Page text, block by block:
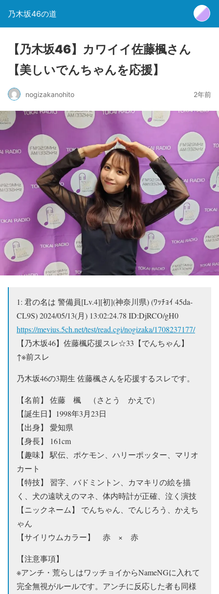
乃木坂46の道
【乃木坂46】カワイイ佐藤楓さん
【美しいでんちゃんを応援】
nogizakanohito 2年前
1: 君の名は 警備員[Lv.4][初](神奈川県) (ﾜｯﾁｮｲ 45da-
CL9S)2024/05/13(月) 13:02:24.78 ID:DjRCO/gH0
https://mevius.5ch.net/test/read.cgi/nogizaka/1708237177/
【乃木坂46】佐藤楓応援スレ☆33【でんちゃん】
↑※前スレ
乃木坂46の3期生 佐藤楓さんを応援するスレです。
【名前】 佐藤 楓 （さとう かえで）
【誕生日】1998年3月23日
【出身】 愛知県
【身長】 161cm
【趣味】 駅伝、ポケモン、ハリーポッター、マリオ
カート
【特技】 習字、バドミントン、カマキリの絵を描
く、犬の遠吠えのマネ、体内時計が正確、泣く演技
【ニックネーム】 でんちゃん、でんじろう、かえち
ゃん
【サイリウムカラー】 赤 × 赤
【注意事項】
※アンチ・荒らしはワッチョイからNameNGに入れて
完全無視がルールです。アンチに反応した者も同様